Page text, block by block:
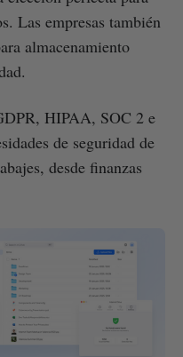
Las empresas también
almacenamiento
HIPAA, SOC 2 e
de seguridad de
desde finanzas